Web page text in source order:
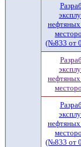
нефтяных
(№833 от
нефтяных
нефтяных
(№833 от